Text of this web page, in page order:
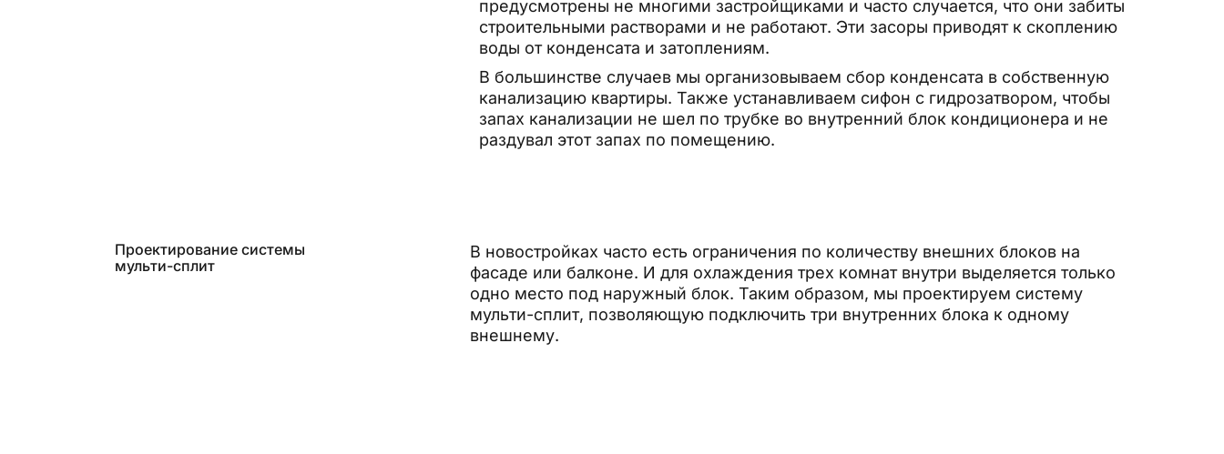
предусмотрены не многими застройщиками и часто случается, что они забиты
строительными растворами и не работают. Эти засоры приводят к скоплению
воды от конденсата и затоплениям.
В большинстве случаев мы организовываем сбор конденсата в собственную
канализацию квартиры. Также устанавливаем сифон с гидрозатвором, чтобы
запах канализации не шел по трубке во внутренний блок кондиционера и не
раздувал этот запах по помещению.
Проектирование системы
мульти-сплит
В новостройках часто есть ограничения по количеству внешних блоков на
фасаде или балконе. И для охлаждения трех комнат внутри выделяется только
одно место под наружный блок. Таким образом, мы проектируем систему
мульти-сплит, позволяющую подключить три внутренних блока к одному
внешнему.